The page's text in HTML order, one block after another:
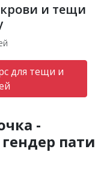
и тещи
для тещи и
-
пати